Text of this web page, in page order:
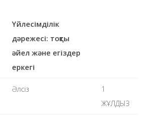
Үйлесімділік
дәрежесі: тоқты
әйел және егіздер
еркегі
Әлсіз
1
ЖҰЛДЫЗ